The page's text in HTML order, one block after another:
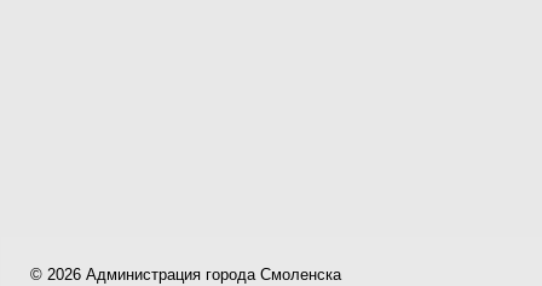
© 2026 Администрация города Смоленска